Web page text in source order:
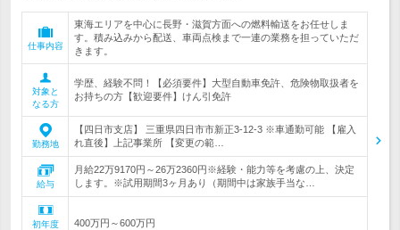
仕事内容
東海エリアを中心に長野・滋賀方面への燃料輸送をお任せしま
す。積み込みから配送、車両点検まで一連の業務を担っていただ
きます。
対象と
なる方
学歴、経験不問！【必須要件】大型自動車免許、危険物取扱者を
お持ちの方【歓迎要件】けん引免許
勤務地
【四日市支店】 三重県四日市市新正3-12-3 ※車通勤可能 【雇入
れ直後】上記事業所 【変更の範…
給与
月給22万9170円～26万2360円※経験・能力等を考慮の上、決定
します。※試用期間3ヶ月あり（期間中は家族手当な…
初年度
400万円～600万円